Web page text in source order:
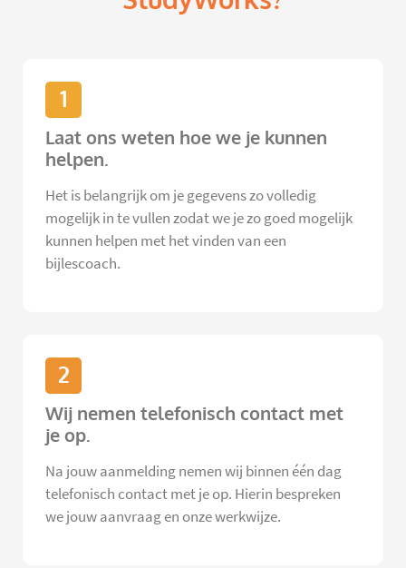
1
Laat ons weten hoe we je kunnen
helpen.
Het is belangrijk om je gegevens zo volledig
mogelijk in te vullen zodat we je zo goed mogelijk
kunnen helpen met het vinden van een
bijlescoach.
2
Wij nemen telefonisch contact met
je op.
Na jouw aanmelding nemen wij binnen één dag
telefonisch contact met je op. Hierin bespreken
we jouw aanvraag en onze werkwijze.